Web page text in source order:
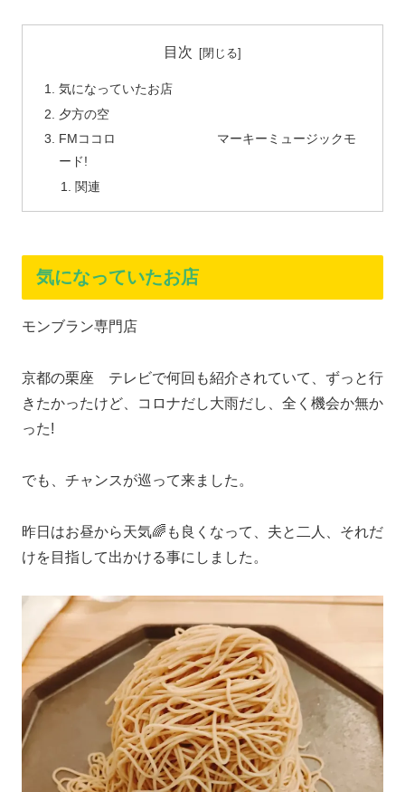
目次
気になっていたお店
夕方の空
FMココロ マーキーミュージックモ
ード!
関連
気になっていたお店
モンブラン専門店
京都の栗座 テレビで何回も紹介されていて、ずっと行
きたかったけど、コロナだし大雨だし、全く機会か無か
った!
でも、チャンスが巡って来ました。
昨日はお昼から天気🌈も良くなって、夫と二人、それだ
けを目指して出かける事にしました。